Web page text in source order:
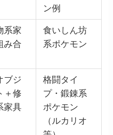
ン例
系家
み合
食いしん坊
系ポケモン
ブジ
＋修
家具
格闘タイ
プ・鍛錬系
ポケモン
（ルカリオ